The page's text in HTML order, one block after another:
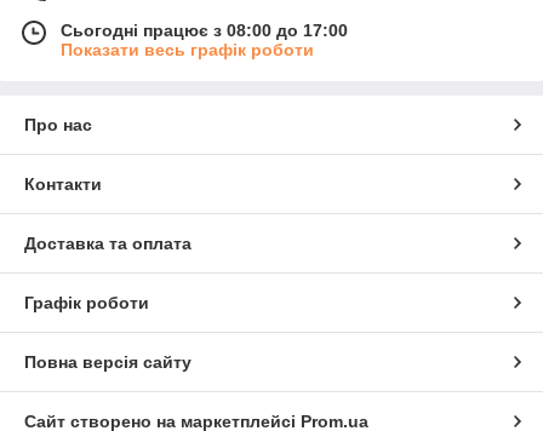
Сьогодні працює з 08:00 до 17:00
Показати весь графік роботи
Про нас
Контакти
Доставка та оплата
Графік роботи
Повна версія сайту
Сайт створено на маркетплейсі Prom.ua